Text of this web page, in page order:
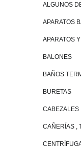
ALGUNOS
APARATOS
APARATOS
BALONES
BAÑOS
BURETAS
CABEZALES
CAÑERÍAS ,